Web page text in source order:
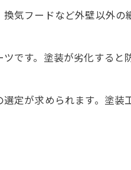
げる方法
ステクニック
気フードなど外壁以外の
です。塗装が劣化すると
定が求められます。塗装